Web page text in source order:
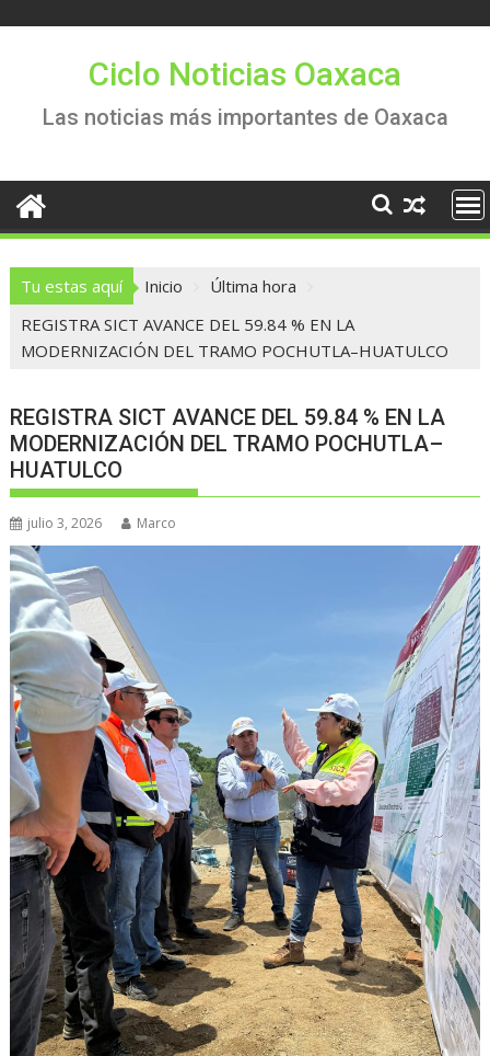
Ciclo Noticias Oaxaca
Las noticias más importantes de Oaxaca
Tu estas aquí Inicio
Última hora
REGISTRA SICT AVANCE DEL 59.84 % EN LA
MODERNIZACIÓN DEL TRAMO POCHUTLA–HUATULCO
REGISTRA SICT AVANCE DEL 59.84 % EN LA
MODERNIZACIÓN DEL TRAMO POCHUTLA–
HUATULCO
julio 3, 2026 Marco